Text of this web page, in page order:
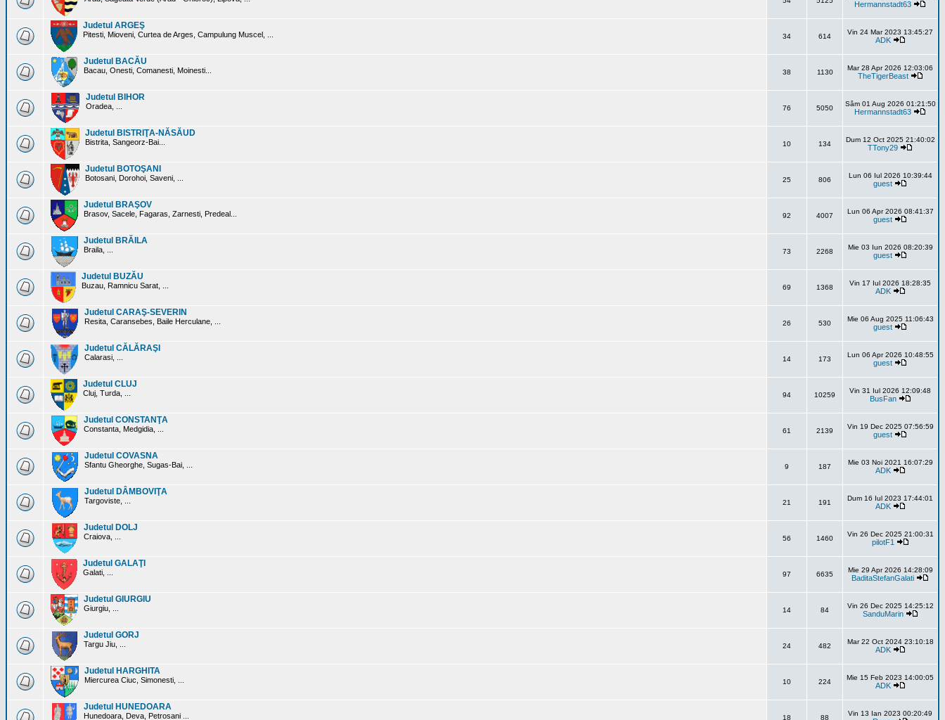
Hermannstadt63
Judetul ARGEŞ
Pitesti, Mioveni, Curtea de Arges, Campulung Muscel, ... 34 614
Vin 24 Mar 2023 13:45:27
ADK
Judetul BACĂU
Bacau, Onesti, Comanesti, Moinesti... 38 1130
Mar 28 Apr 2026 12:03:06
TheTigerBeast
Judetul BIHOR
Oradea, ... 76 5050
Sâm 01 Aug 2026 01:21:50
Hermannstadt63
Judetul BISTRIŢA-NĂSĂUD
Bistrita, Sangeorz-Bai... 10 134
Dum 12 Oct 2025 21:40:02
TTony29
Judetul BOTOŞANI
Botosani, Dorohoi, Saveni, ... 25 806
Lun 06 Iul 2026 10:39:44
guest
Judetul BRAŞOV
Brasov, Sacele, Fagaras, Zarnesti, Predeal... 92 4007
Lun 06 Apr 2026 08:41:37
guest
Judetul BRĂILA
Braila, ... 73 2268
Mie 03 Iun 2026 08:20:39
guest
Judetul BUZĂU
Buzau, Ramnicu Sarat, ... 69 1368
Vin 17 Iul 2026 18:28:35
ADK
Judetul CARAŞ-SEVERIN
Resita, Caransebes, Baile Herculane, ... 26 530
Mie 06 Aug 2025 11:06:43
guest
Judetul CĂLĂRAŞI
Calarasi, ... 14 173
Lun 06 Apr 2026 10:48:55
guest
Judetul CLUJ
Cluj, Turda, ... 94 10259
Vin 31 Iul 2026 12:09:48
BusFan
Judetul CONSTANŢA
Constanta, Medgidia, ... 61 2139
Vin 19 Dec 2025 07:56:59
guest
Judetul COVASNA
Sfantu Gheorghe, Sugas-Bai, ... 9 187
Mie 03 Noi 2021 16:07:29
ADK
Judetul DÂMBOVIŢA
Targoviste, ... 21 191
Dum 16 Iul 2023 17:44:01
ADK
Judetul DOLJ
Craiova, ... 56 1460
Vin 26 Dec 2025 21:00:31
pilotF1
Judetul GALAŢI
Galati, ... 97 6635
Mie 29 Apr 2026 14:28:09
BaditaStefanGalati
Judetul GIURGIU
Giurgiu, ... 14 84
Vin 26 Dec 2025 14:25:12
SanduMarin
Judetul GORJ
Targu Jiu, ... 24 482
Mar 22 Oct 2024 23:10:18
ADK
Judetul HARGHITA
Miercurea Ciuc, Simonesti, ... 10 224
Mie 15 Feb 2023 14:00:05
ADK
Judetul HUNEDOARA
Hunedoara, Deva, Petrosani ... 18 88
Vin 13 Ian 2023 00:20:49